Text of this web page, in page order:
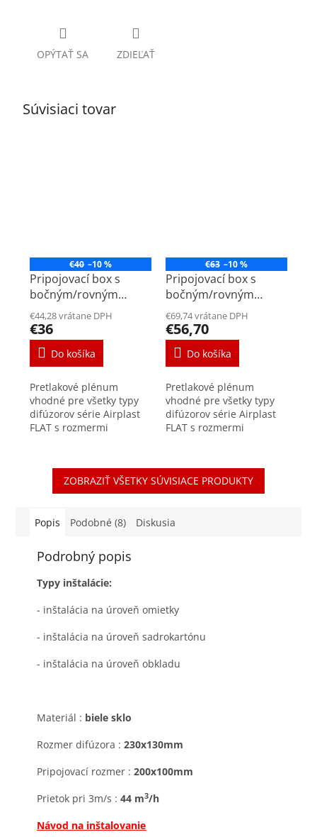
OPÝTAŤ SA ZDIEĽAŤ
Súvisiaci tovar
€40 –10 %
Pripojovací box s
bočným/rovným
pripojením
1xDN90mm,
200x100x100
€44,28 vrátane DPH
€36
Do košíka
Pretlakové plénum
vhodné pre všetky typy
difúzorov série Airplast
FLAT s rozmermi
špeciálne pre aplikáciu
do stien, vhodná je i do...
€63 –10 %
Pripojovací box s
bočným/rovným
pripojením
1xDN75mm,
200x100x100
€69,74 vrátane DPH
€56,70
Do košíka
Pretlakové plénum
vhodné pre všetky typy
difúzorov série Airplast
FLAT s rozmermi
špeciálne pre aplikáciu
do stien, vhodná je i do...
ZOBRAZIŤ VŠETKY SÚVISIACE PRODUKTY
Popis Podobné (8) Diskusia
Podrobný popis
Typy inštalácie:
- inštalácia na úroveň omietky
- inštalácia na úroveň sadrokartónu
- inštalácia na úroveň obkladu
Materiál : biele sklo
Rozmer difúzora : 230x130mm
Pripojovací rozmer : 200x100mm
Prietok pri 3m/s :44 m3/h
Návod na inštalovanie